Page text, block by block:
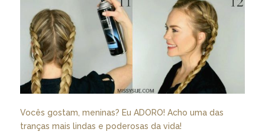
Vocês gostam, meninas? Eu ADORO! Acho uma das
tranças mais lindas e poderosas da vida!